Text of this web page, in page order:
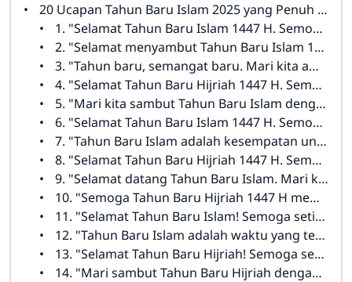
20 Ucapan Tahun Baru Islam 2025 yang Penuh Makna dan Berkah
1. "Selamat Tahun Baru Islam 1447 H. Semoga Allah selalu memberikan keberkahan, kebahagiaan, dan keberhasilan dalam setiap langkah kita di tahun ini."
2. "Selamat menyambut Tahun Baru Islam 1447 H. Semoga setiap langkah kita senantiasa dalam lindungan-Nya dan segala amal ibadah kita diterima."
3. "Tahun baru, semangat baru. Mari kita awali Tahun Baru Islam dengan tekad untuk menjadi pribadi yang lebih baik, lebih dekat kepada Allah."
4. "Selamat Tahun Baru Hijriah 1447 H. Semoga tahun ini menjadi tahun penuh kedamaian, kebahagiaan, dan penuh keberkahan dari Allah."
5. "Mari kita sambut Tahun Baru Islam dengan hati yang bersih, penuh rasa syukur dan semangat untuk terus beramal baik."
6. "Selamat Tahun Baru Islam 1447 H. Semoga Allah memberikan kekuatan kepada kita untuk terus beribadah dengan ikhlas dan memperbaiki diri."
7. "Tahun Baru Islam adalah kesempatan untuk memperbaiki diri. Semoga Allah memberikan kita taufik dan hidayah-Nya untuk menjadi pribadi yang lebih baik."
8. "Selamat Tahun Baru Hijriah 1447 H. Semoga di tahun baru ini, kita semua diberikan kesehatan, rezeki yang melimpah, dan kebahagiaan yang hakiki."
9. "Selamat datang Tahun Baru Islam. Mari kita jadikan momen ini sebagai kesempatan untuk menambah amal kebaikan dan lebih mendekatkan diri kepada Allah."
10. "Semoga Tahun Baru Hijriah 1447 H membawa lebih banyak kebahagiaan, kesuksesan, dan ketenangan bagi kita semua."
11. "Selamat Tahun Baru Islam! Semoga setiap langkah kita di tahun ini membawa kita lebih dekat kepada Allah dan lebih bermanfaat bagi sesama."
12. "Tahun Baru Islam adalah waktu yang tepat untuk memulai segala perubahan positif dalam hidup. Semoga kita diberi kekuatan untuk mewujudkannya."
13. "Selamat Tahun Baru Hijriah! Semoga segala amal ibadah kita diterima dan Allah memberikan kemudahan dalam setiap urusan."
14. "Mari sambut Tahun Baru Hijriah dengan semangat baru dan tekad untuk menjadi lebih baik dari tahun sebelumnya."